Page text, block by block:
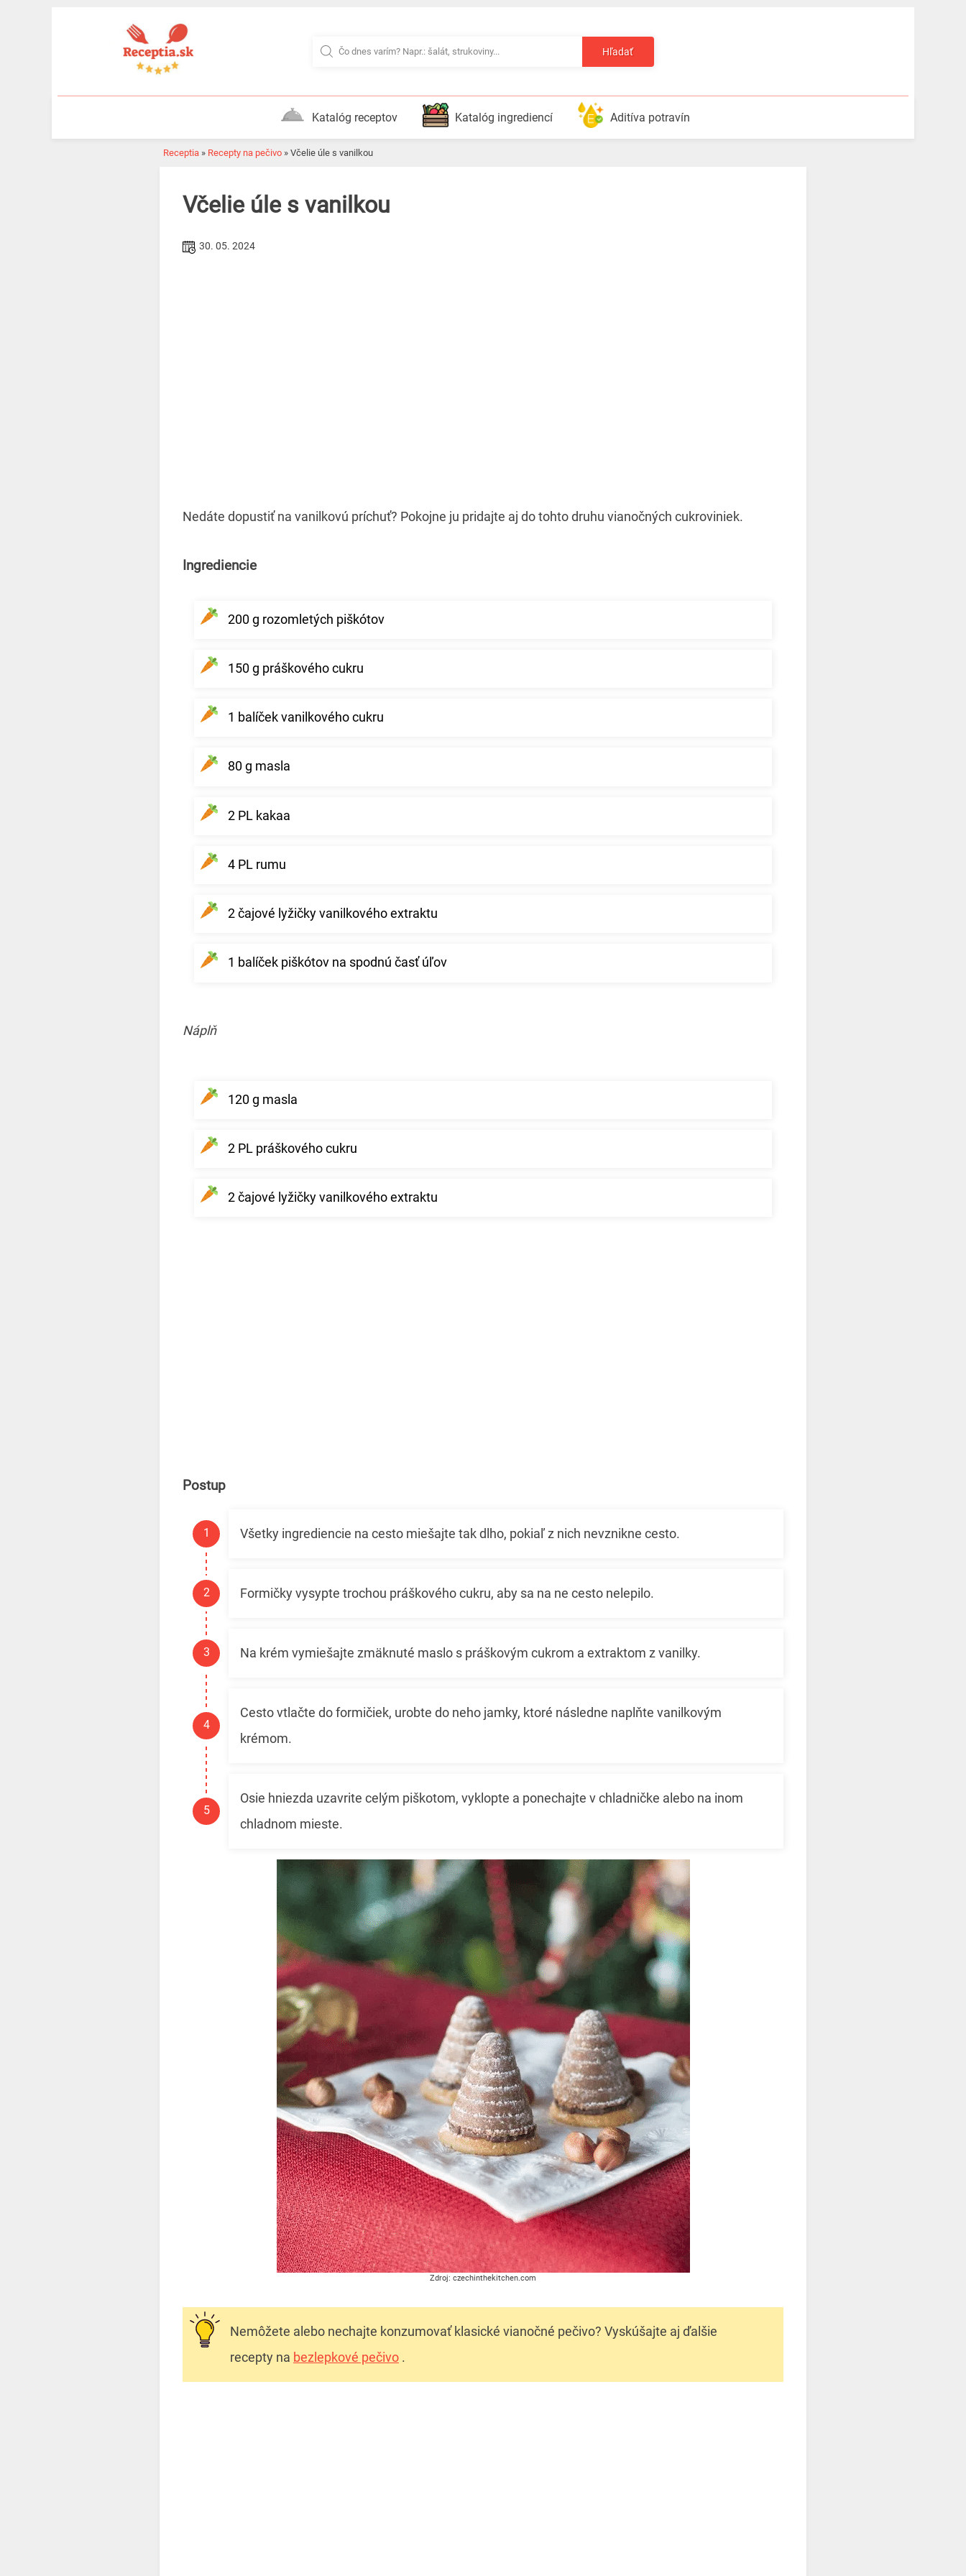
Hľadať
Katalóg receptov Katalóg ingrediencí Aditíva potravín
Receptia » Recepty na pečivo » Včelie úle s vanilkou
Včelie úle s vanilkou
30. 05. 2024
Nedáte dopustiť na vanilkovú príchuť? Pokojne ju pridajte aj do tohto druhu vianočných cukroviniek.
Ingrediencie
200 g rozomletých piškótov
150 g práškového cukru
1 balíček vanilkového cukru
80 g masla
2 PL kakaa
4 PL rumu
2 čajové lyžičky vanilkového extraktu
1 balíček piškótov na spodnú časť úľov
Náplň
120 g masla
2 PL práškového cukru
2 čajové lyžičky vanilkového extraktu
Postup
Všetky ingrediencie na cesto miešajte tak dlho, pokiaľ z nich nevznikne cesto.
Formičky vysypte trochou práškového cukru, aby sa na ne cesto nelepilo.
Na krém vymiešajte zmäknuté maslo s práškovým cukrom a extraktom z vanilky.
Cesto vtlačte do formičiek, urobte do neho jamky, ktoré následne naplňte vanilkovým
krémom.
Osie hniezda uzavrite celým piškotom, vyklopte a ponechajte v chladničke alebo na inom
chladnom mieste.
Zdroj: czechinthekitchen.com
Nemôžete alebo nechajte konzumovať klasické vianočné pečivo? Vyskúšajte aj ďalšie
recepty na bezlepkové pečivo .